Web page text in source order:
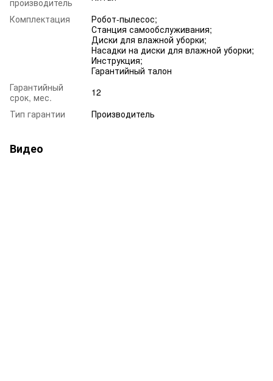
Комплектация
Робот-пылесос;
Станция самообслуживания;
Диски для влажной уборки;
Насадки на диски для влажной уборки;
Инструкция;
Гарантийный талон
Гарантийный
срок, мес.
12
Тип гарантии
Производитель
Видео